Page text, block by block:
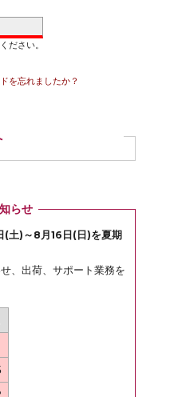
を忘れましたか？
などを毎回ご入力いただかなく
らせ
(土)～8月16日(日)を夏期
、出荷、サポート業務を